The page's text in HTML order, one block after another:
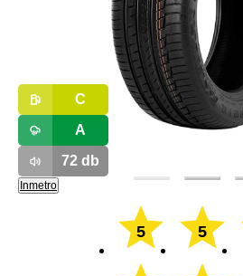
C
A
72db
Inmetro
5 5